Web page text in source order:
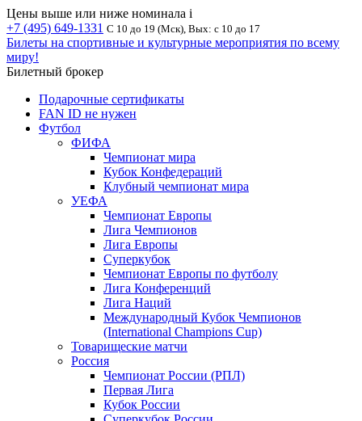
Цены выше или ниже номинала i
+7 (495) 649-1331 С 10 до 19 (Мск), Вых: с 10 до 17
Билеты на спортивные и культурные мероприятия по всему
миру!
Билетный брокер
Подарочные сертификаты
FAN ID не нужен
Футбол
ФИФА
Чемпионат мира
Кубок Конфедераций
Клубный чемпионат мира
УЕФА
Чемпионат Европы
Лига Чемпионов
Лига Европы
Суперкубок
Чемпионат Европы по футболу
Лига Конференций
Лига Наций
Международный Кубок Чемпионов
(International Champions Cup)
Товарищеские матчи
Россия
Чемпионат России (РПЛ)
Первая Лига
Кубок России